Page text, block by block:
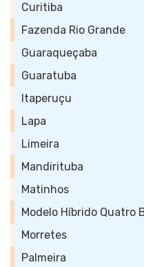
Curitiba
Fazenda Rio Grande
Guaraqueçaba
Guaratuba
Itaperuçu
Lapa
Limeira
Mandirituba
Matinhos
Modelo Híbrido Quatro
Morretes
Palmeira